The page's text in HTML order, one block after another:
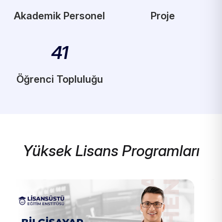
Akademik Personel Proje
41
Öğrenci Topluluğu
Yüksek Lisans Programları